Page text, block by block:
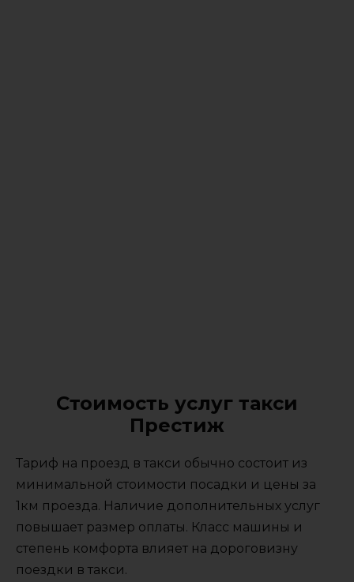
Стоимость услуг такси
Престиж
Тариф на проезд в такси обычно состоит из
минимальной стоимости посадки и цены за
1км проезда. Наличие дополнительных услуг
повышает размер оплаты. Класс машины и
степень комфорта влияет на дороговизну
поездки в такси.